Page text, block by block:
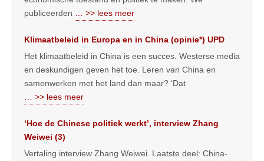
publiceerden
… >> lees meer
Klimaatbeleid in Europa en in China (opinie*) UPD
Het klimaatbeleid in China is een succes. Westerse media
en deskundigen geven het toe. Leren van China en
samenwerken met het land dan maar? ‘Dat
… >> lees meer
‘Hoe de Chinese politiek werkt’, interview Zhang
Weiwei (3)
Vertaling interview Zhang Weiwei. Laatste deel: China-